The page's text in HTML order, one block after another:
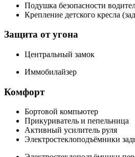
Подушка безопасности
Крепление детского кресла
Защита от угона
Центральный замок
Иммобилайзер
Комфорт
Бортовой компьютер
Прикуриватель и пепельница
Активный усилитель руля
Электростеклоподъёмники